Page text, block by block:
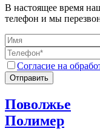
В настоящее время
телефон и мы
Согласие на
Отправить
Поволжье
Полимер